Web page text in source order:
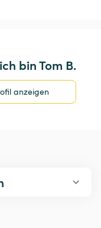
bin Tom B.
anzeigen